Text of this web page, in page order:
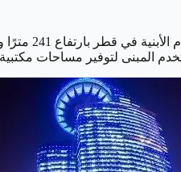
المبنى لتوفير مساحات